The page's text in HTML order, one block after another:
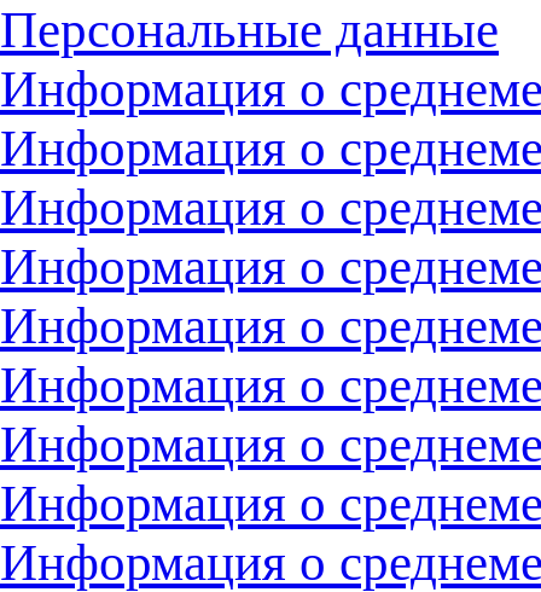
Персональные данные
Информация о
Информация о
Информация о
Информация о
Информация о
Информация о
Информация о
Информация о
Информация о